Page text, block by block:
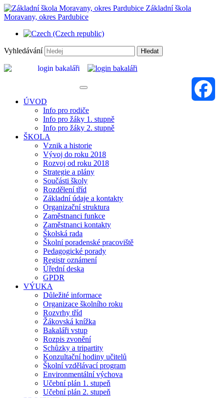
Základní škola
Moravany, okres Pardubice
Vyhledávání Hledat
ÚVOD
Info pro rodiče
Info pro žáky 1. stupně
Info pro žáky 2. stupně
ŠKOLA
Vznik a historie
Vývoj do roku 2018
Rozvoj od roku 2018
Strategie a plány
Součásti školy
Rozdělení tříd
Základní údaje a kontakty
Organizační struktura
Zaměstnanci funkce
Zaměstnanci kontakty
Školská rada
Školní poradenské pracoviště
Pedagogické porady
Registr oznámení
Úřední deska
GPDR
VÝUKA
Důležité informace
Organizace školního roku
Rozvrhy tříd
Žákovská knížka
Bakaláři vstup
Rozpis zvonění
Schůzky a tripartity
Konzultační hodiny učitelů
Školní vzdělávací program
Environmentální výchova
Učební plán 1. stupeň
Učební plán 2. stupeň